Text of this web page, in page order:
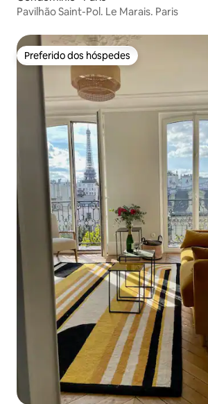
Pavilhão Saint-Pol. Le Marais. Paris
Preferido dos hóspedes
Preferido dos hóspedes